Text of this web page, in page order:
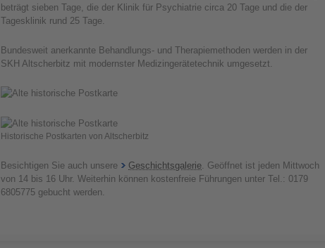
beträgt sieben Tage, die der Klinik für Psychiatrie circa 20 Tage und die der
Tagesklinik rund 25 Tage.
Bundesweit anerkannte Behandlungs- und Therapiemethoden werden in der
SKH Altscherbitz mit modernster Medizingerätetechnik umgesetzt.
Historische Postkarten von Altscherbitz
Besichtigen Sie auch unsere Geschichtsgalerie. Geöffnet ist jeden Mittwoch
von 14 bis 16 Uhr. Weiterhin können kostenfreie Führungen unter Tel.: 0179
6805775 gebucht werden.